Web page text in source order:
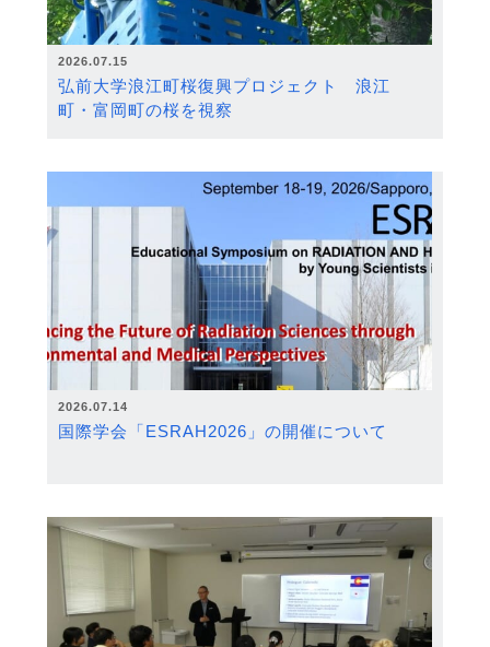
2026.07.15
弘前大学浪江町桜復興プロジェクト 浪江
町・富岡町の桜を視察
2026.07.14
国際学会「ESRAH2026」の開催について